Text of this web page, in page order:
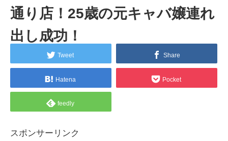
通り店！25歳の元キャバ嬢連れ
出し成功！
Tweet Share
Hatena Pocket
feedly
スポンサーリンク